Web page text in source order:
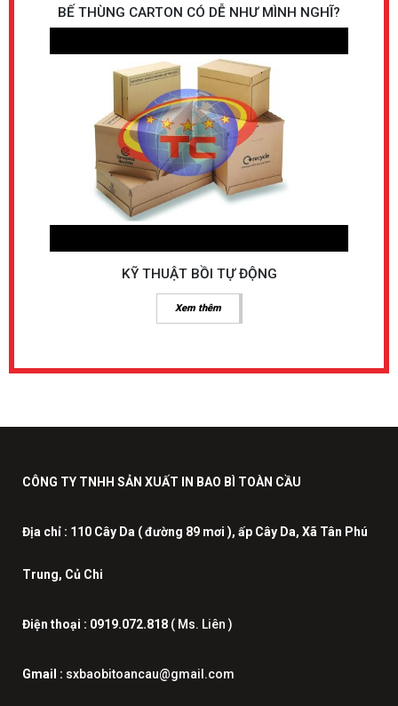
BẾ THÙNG CARTON CÓ DỄ NHƯ MÌNH NGHĨ?
KỸ THUẬT BỒI TỰ ĐỘNG
Xem thêm
CÔNG TY TNHH SẢN XUẤT IN BAO BÌ TOÀN CẦU
Địa chỉ : 110 Cây Da ( đường 89 mơi ), ấp Cây Da, Xã Tân Phú
Trung, Củ Chi
Điện thoại : 0919.072.818 ( Ms. Liên )
Gmail : sxbaobitoancau@gmail.com